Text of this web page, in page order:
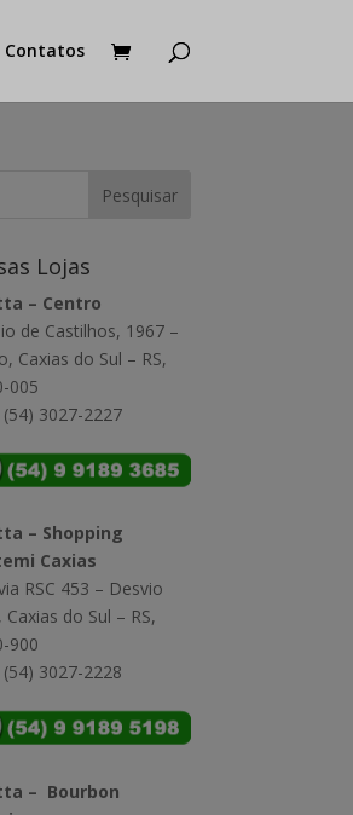
Contatos
Lojas
– Centro
de Castilhos, 1967 –
Caxias do Sul – RS,
005
(54) 3027-2227
– Shopping
Caxias
RSC 453 – Desvio
Caxias do Sul – RS,
900
(54) 3027-2228
– Bourbon